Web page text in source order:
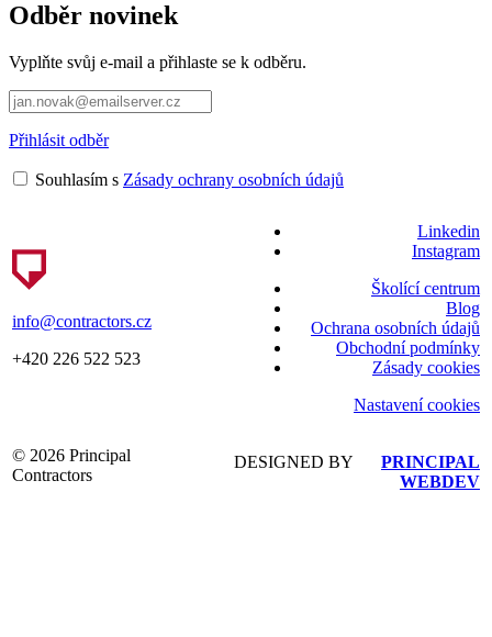
Odběr novinek
Vyplňte svůj e-mail a přihlaste se k odběru.
Přihlásit odběr
Souhlasím s Zásady ochrany osobních údajů
info@contractors.cz
+420 226 522 523
Linkedin
Instagram
Školící centrum
Blog
Ochrana osobních údajů
Obchodní podmínky
Zásady cookies
Nastavení cookies
© 2026 Principal
Contractors
DESIGNED BY
PRINCIPAL
WEBDEV